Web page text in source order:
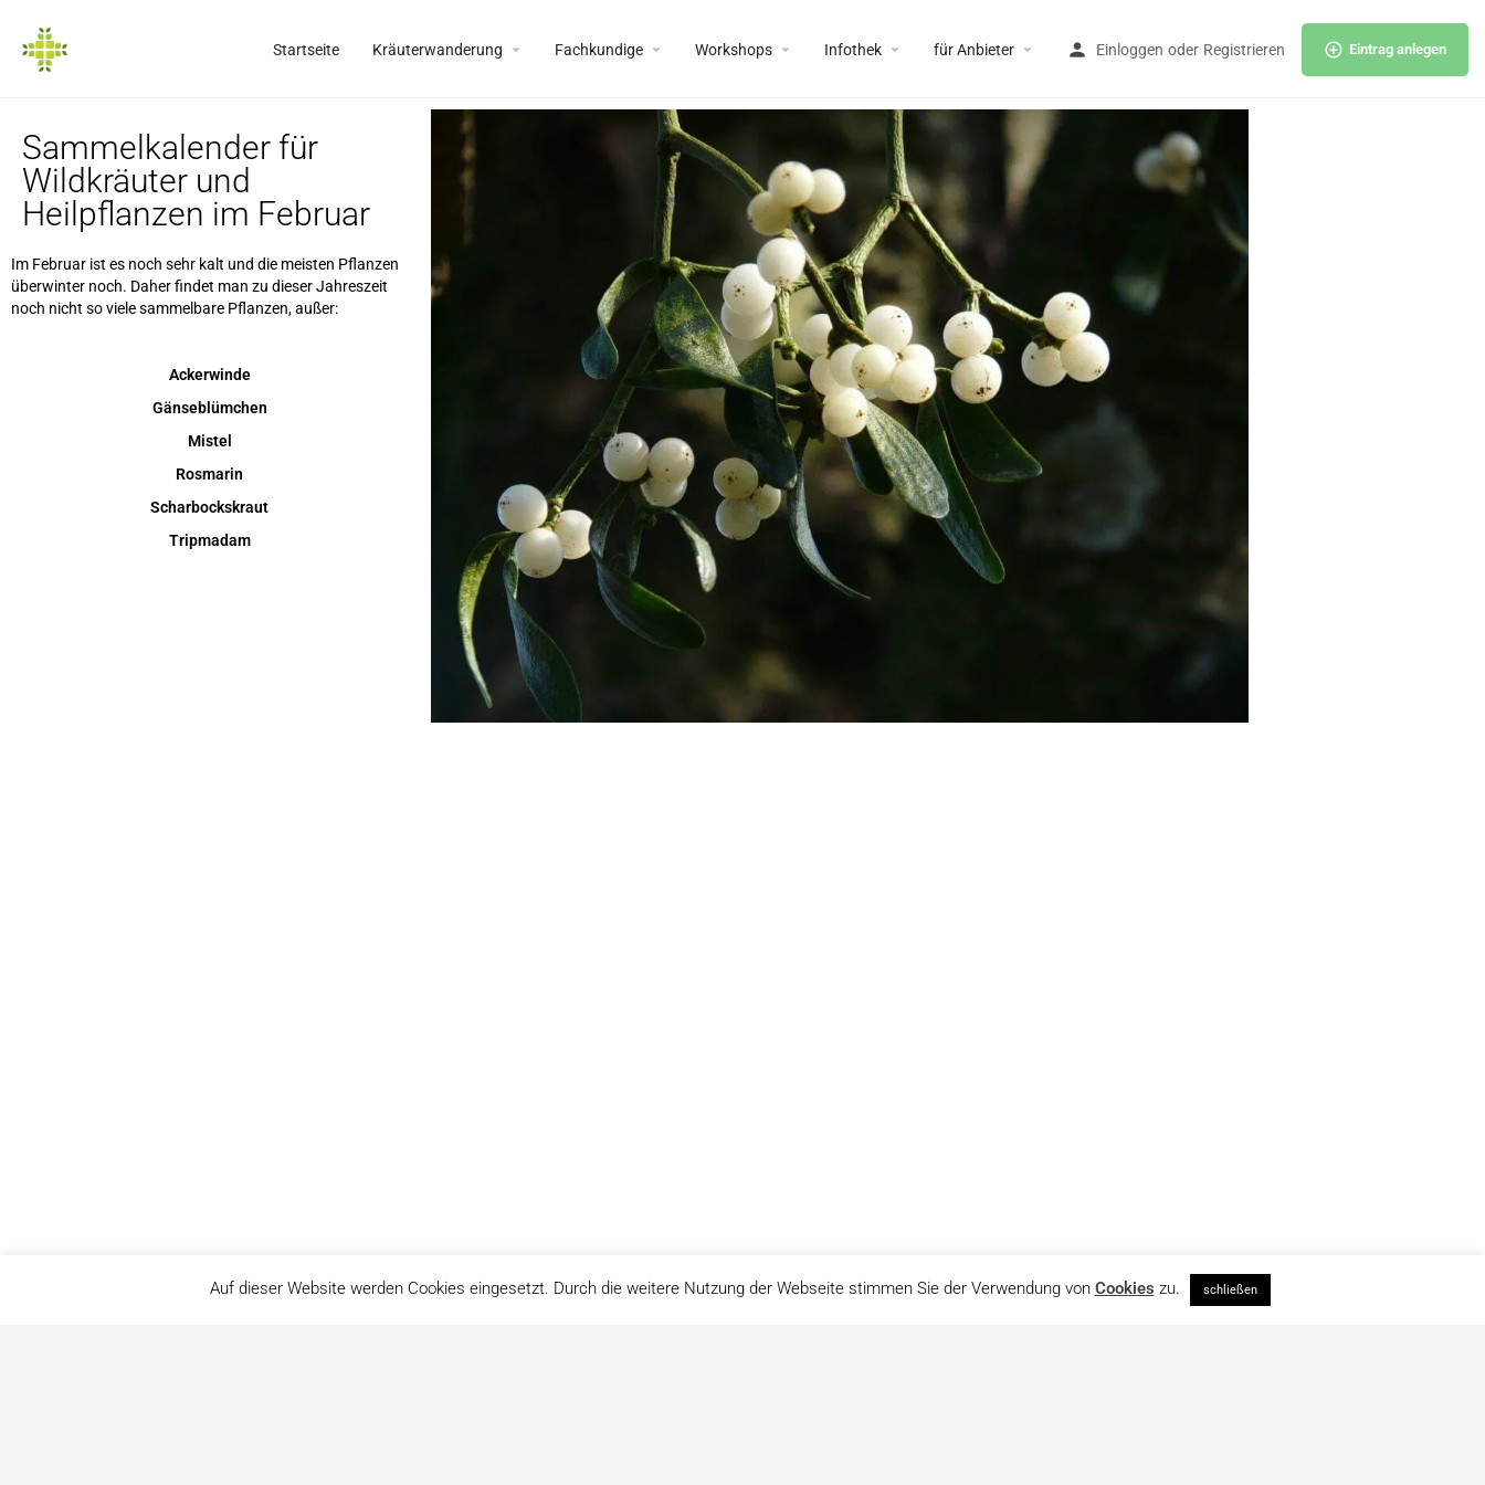
Startseite Kräuterwanderung Fachkundige Workshops Infothek für Anbieter Einloggen oder Registrieren Eintrag anlegen
Sammelkalender für
Wildkräuter und
Heilpflanzen im Februar
Im Februar ist es noch sehr kalt und die meisten Pflanzen
überwinter noch. Daher findet man zu dieser Jahreszeit
noch nicht so viele sammelbare Pflanzen, außer:
Ackerwinde
Gänseblümchen
Mistel
Rosmarin
Scharbockskraut
Tripmadam
Auf dieser Website werden Cookies eingesetzt. Durch die weitere Nutzung der Webseite stimmen Sie der Verwendung von Cookies zu. schließen